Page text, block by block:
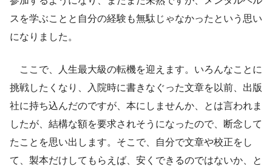
スを学ぶことと自分の経験も無駄じゃなかったという思い
になりました。
ここで、人生最大級の転機を迎えます。いろんなことに
挑戦したくなり、入院時に書きなぐった文章を以前、出版
社に持ち込んだのですが、本にしませんか、とは言われま
したが、結構な額を要求されそうになったので、断念して
たことを思い出します。そこで、自分で文章や校正をし
て、製本だけしてもらえば、安くできるのではないか、と